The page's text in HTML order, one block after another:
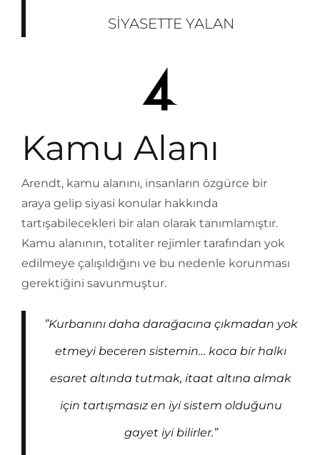
SIYASETTE YALAN
Kamu Alanı
Arendt, kamu alanını, insanların özgürce bir
araya gelip siyasi konular hakkında
tartışabilecekleri bir alan olarak tanımlamıştır.
Kamu alanının, totaliter rejimler tarafından yok
edilmeye çalışıldığını ve bu nedenle korunması
gerektiğini savunmuştur.
”Kurbanını daha darağacına çıkmadan yok
etmeyi beceren sistemin… koca bir halkı
esaret altında tutmak, itaat altına almak
için tartışmasız en iyi sistem olduğunu
gayet iyi bilirler.”